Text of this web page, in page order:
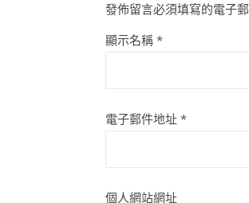
發佈留言必須填寫的電子
顯示名稱 *
電子郵件地址 *
個人網站網址